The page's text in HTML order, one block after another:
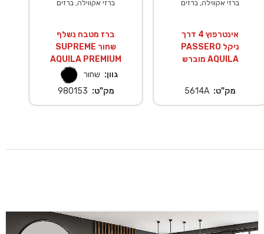
ברזי אקווילה, ברזים
אינטרפוץ 4 דרך
PASSERO ניקל
מוברש AQUILA
מק"ט: 5614A
ברזי אקווילה, ברזים
ברז מטבח נשלף
SUPREME שחור
AQUILA PREMIUM
גוון: שחור
מק"ט: 980153